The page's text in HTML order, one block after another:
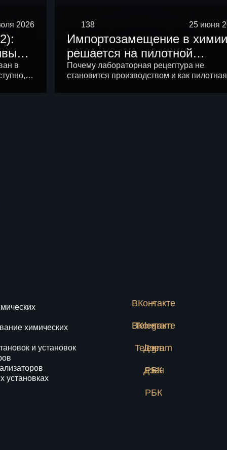
2026
в
в
а
138 25 июня
Импортозамещение в химии
решается на пилотной
установке
Почему лабораторная рецептура не
становится производством и как пилотная
химических
и установок
установках
ВКонтакте
ВКонтакте
Telegram
Telegram
Дзен
Дзен
РБК
РБК